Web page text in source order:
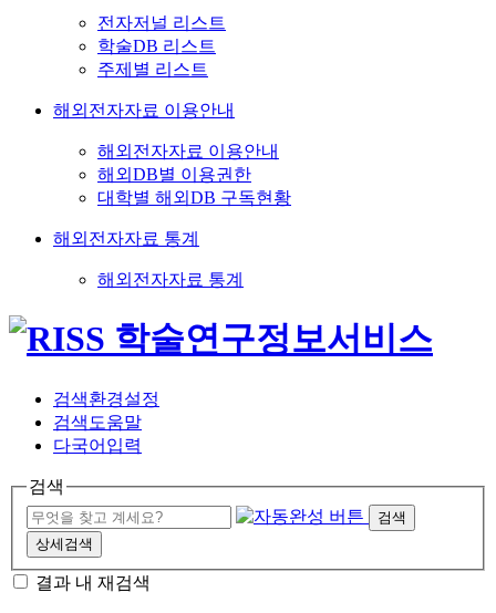
전자저널 리스트
학술DB 리스트
주제별 리스트
해외전자자료 이용안내
해외전자자료 이용안내
해외DB별 이용권한
대학별 해외DB 구독현황
해외전자자료 통계
해외전자자료 통계
검색환경설정
검색도움말
다국어입력
검색
검색
상세검색
결과 내 재검색